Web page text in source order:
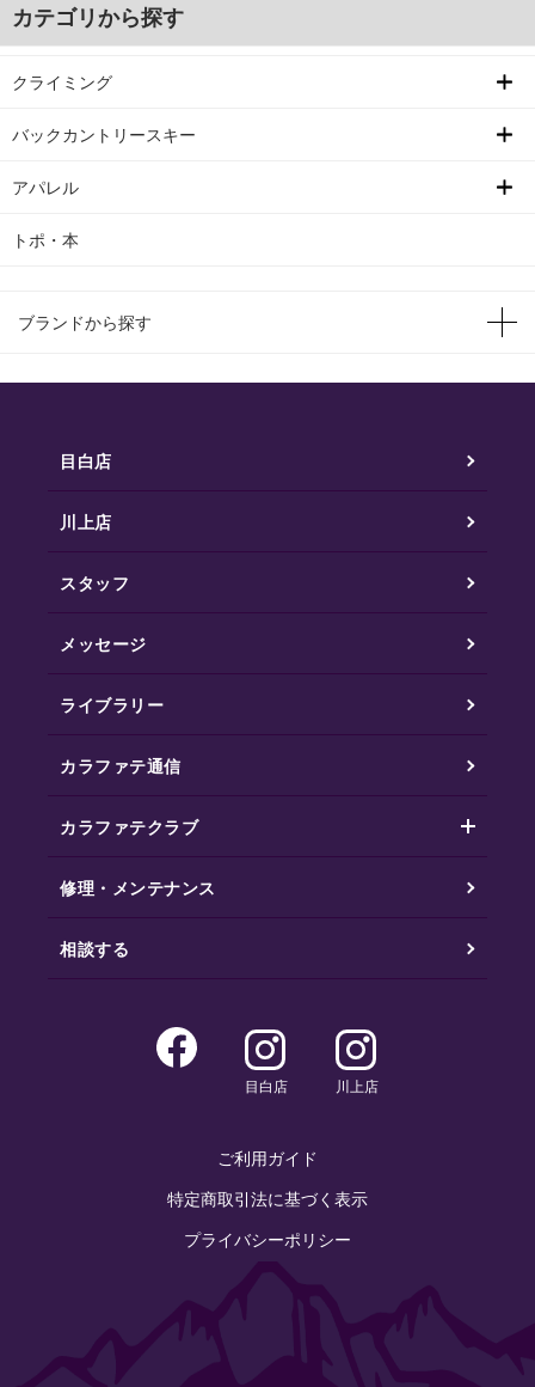
カテゴリから探す
クライミング
バックカントリースキー
アパレル
トポ・本
ブランドから探す
目白店
川上店
スタッフ
メッセージ
ライブラリー
カラファテ通信
カラファテクラブ
修理・メンテナンス
相談する
目白店 川上店
ご利用ガイド
特定商取引法に基づく表示
プライバシーポリシー